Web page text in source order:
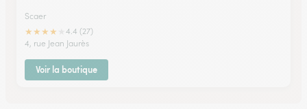
Scaer
★★★★
4.4 (27)
4, rue Jean Jaurès
Voir la boutique